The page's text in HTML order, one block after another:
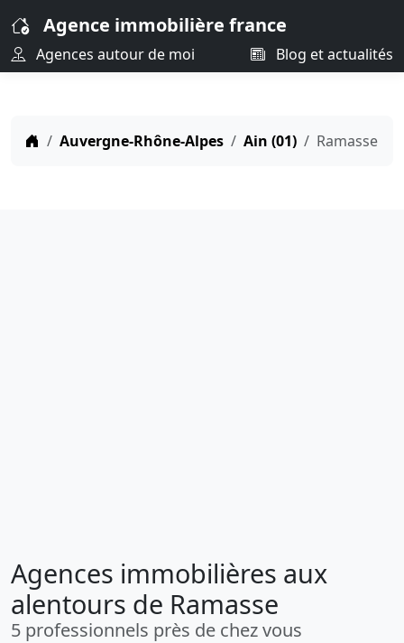
Agence immobilière france
Agences autour de moi Blog et actualités
Auvergne-Rhône-Alpes Ain (01) Ramasse
Agences immobilières aux
alentours de Ramasse
5 professionnels près de chez vous